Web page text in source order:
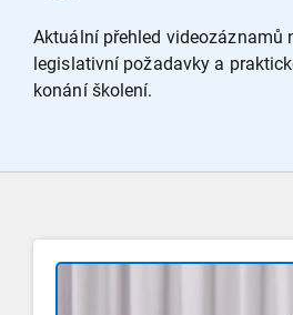
Aktuální přehled videozáznamů
legislativní požadavky a
konání školení.